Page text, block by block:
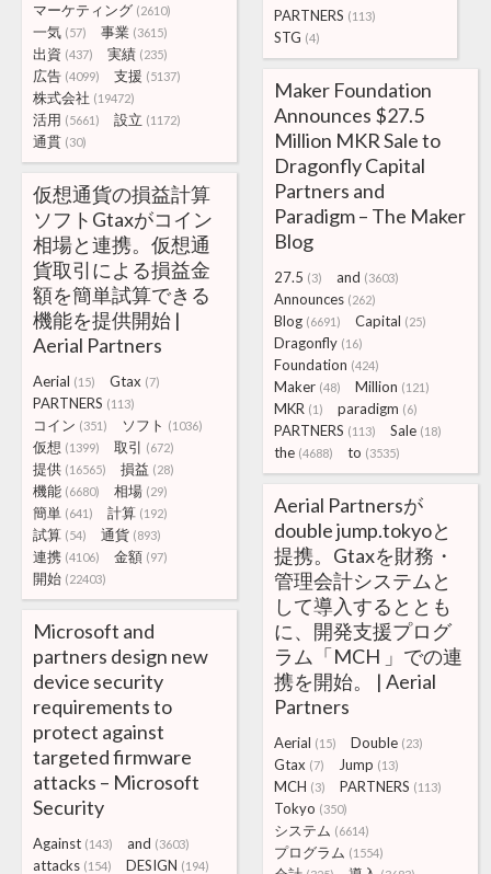
マーケティング (2610)
一気 (57) 事業 (3615)
出資 (437) 実績 (235)
広告 (4099) 支援 (5137)
株式会社 (19472)
活用 (5661) 設立 (1172)
通貫 (30)
PARTNERS (113)
STG (4)
Maker Foundation
Announces $27.5
Million MKR Sale to
Dragonfly Capital
Partners and
Paradigm – The Maker
Blog
27.5 (3) and (3603)
Announces (262)
Blog (6691) Capital (25)
Dragonfly (16)
Foundation (424)
Maker (48) Million (121)
MKR (1) paradigm (6)
PARTNERS (113) Sale (18)
the (4688) to (3535)
仮想通貨の損益計算
ソフトGtaxがコイン
相場と連携。仮想通
貨取引による損益金
額を簡単試算できる
機能を提供開始 |
Aerial Partners
Aerial (15) Gtax (7)
PARTNERS (113)
コイン (351) ソフト (1036)
仮想 (1399) 取引 (672)
提供 (16565) 損益 (28)
機能 (6680) 相場 (29)
簡単 (641) 計算 (192)
試算 (54) 通貨 (893)
連携 (4106) 金額 (97)
開始 (22403)
Aerial Partnersが
double jump.tokyoと
提携。Gtaxを財務・
管理会計システムと
して導入するととも
に、開発支援プログ
ラム「MCH 」での連
携を開始。 | Aerial
Partners
Aerial (15) Double (23)
Gtax (7) Jump (13)
MCH (3) PARTNERS (113)
Tokyo (350)
システム (6614)
プログラム (1554)
Microsoft and
partners design new
device security
requirements to
protect against
targeted firmware
attacks – Microsoft
Security
Against (143) and (3603)
attacks (154) DESIGN (194)